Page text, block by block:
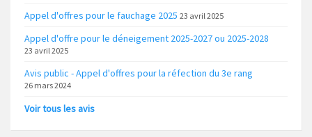
Appel d'offres pour le fauchage 2025 23 avril 2025
Appel d'offre pour le déneigement 2025-2027 ou 2025-2028
23 avril 2025
Avis public - Appel d'offres pour la réfection du 3e rang
26 mars 2024
Voir tous les avis